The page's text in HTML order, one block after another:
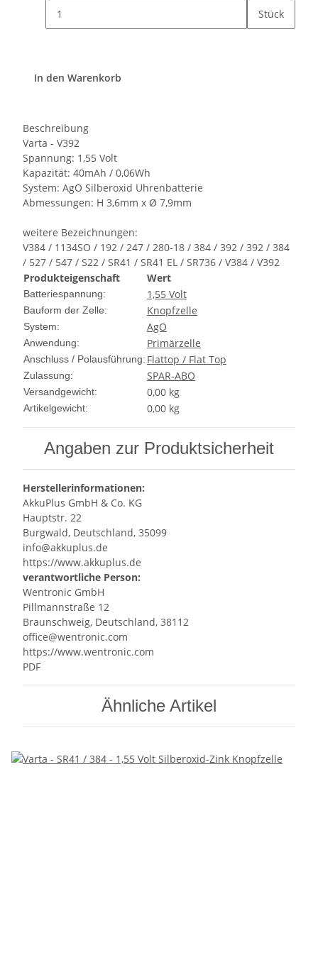
Stück
In den Warenkorb
Beschreibung
Varta - V392
Spannung: 1,55 Volt
Kapazität: 40mAh / 0,06Wh
System: AgO Silberoxid Uhrenbatterie
Abmessungen: H 3,6mm x Ø 7,9mm
weitere Bezeichnungen:
V384 / 1134SO / 192 / 247 / 280-18 / 384 / 392 / 392 / 384
/ 527 / 547 / S22 / SR41 / SR41 EL / SR736 / V384 / V392
Produkteigenschaft
Wert
Batteriespannung: 1,55 Volt
Bauform der Zelle: Knopfzelle
System: AgO
Anwendung: Primärzelle
Anschluss / Polausführung: Flattop / Flat Top
Zulassung: SPAR-ABO
Versandgewicht: 0,00 kg
Artikelgewicht: 0,00 kg
Angaben zur Produktsicherheit
Herstellerinformationen:
AkkuPlus GmbH & Co. KG
Hauptstr. 22
Burgwald, Deutschland, 35099
info@akkuplus.de
https://www.akkuplus.de
verantwortliche Person:
Wentronic GmbH
Pillmannstraße 12
Braunschweig, Deutschland, 38112
office@wentronic.com
https://www.wentronic.com
PDF
Ähnliche Artikel